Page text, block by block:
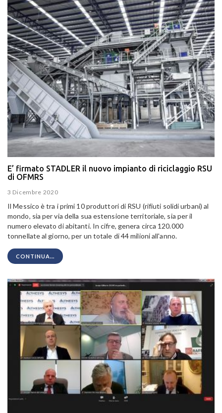
E’ firmato STADLER il nuovo impianto di riciclaggio RSU
di OFMRS
3 Dicembre 2020
Il Messico è tra i primi 10 produttori di RSU (rifiuti solidi urbani) al
mondo, sia per via della sua estensione territoriale, sia per il
numero elevato di abitanti. In cifre, genera circa 120.000
tonnellate al giorno, per un totale di 44 milioni all'anno.
CONTINUA...